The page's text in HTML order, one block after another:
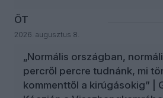
ÖT
2026. augusztus 8.
„Normális országban,
percről percre tudnánk, mi
kommenttől a kirúgásokig” |